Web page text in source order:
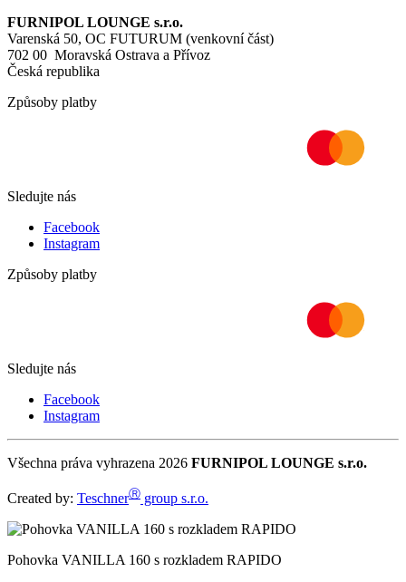
FURNIPOL LOUNGE s.r.o.
Varenská 50, OC FUTURUM (venkovní část)
702 00 Moravská Ostrava a Přívoz
Česká republika
Způsoby platby
Sledujte nás
Facebook
Instagram
Způsoby platby
Sledujte nás
Facebook
Instagram
Všechna práva vyhrazena 2026 FURNIPOL LOUNGE s.r.o.
Created by: TeschnerⓇ group s.r.o.
Pohovka VANILLA 160 s rozkladem RAPIDO